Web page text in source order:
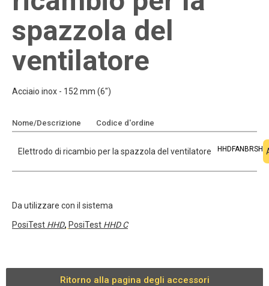
spazzola del
ventilatore
Acciaio inox - 152 mm (6")
Nome/Descrizione Codice d'ordine
Elettrodo di ricambio per la spazzola del ventilatore HHDFANBRSH
Da utilizzare con il sistema
PosiTest HHD, PosiTest HHD C
Ritorno alla pagina degli accessori